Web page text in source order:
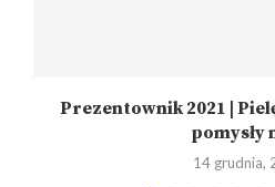
Prezentownik 2021 |
pomysły
14 grudnia,